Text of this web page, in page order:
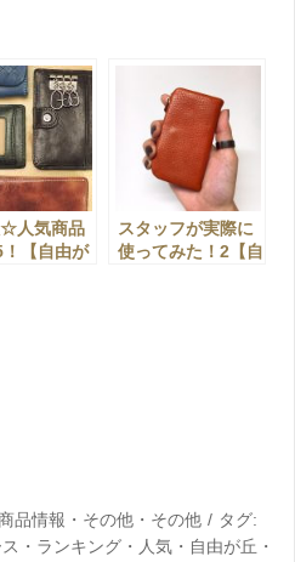
人気商品
【自由が
スタッフが実際に
使ってみた！2【自
品情報 ・ その他 ・ その他
タグ:
・ ランキング ・ 人気 ・ 自由が丘 ・